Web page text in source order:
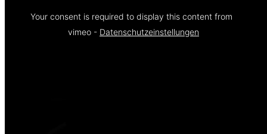
Your consent is required to display this content from
vimeo - Datenschutzeinstellungen